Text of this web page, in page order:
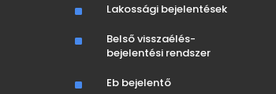
^ Lakossági bejelentések
^
Belső visszaélés-
bejelentési rendszer
^ Eb bejelentő